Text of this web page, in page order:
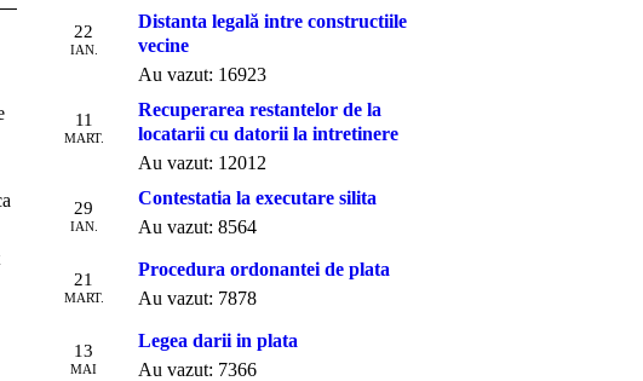
22
IAN.
Distanta legală intre constructiile
vecine
Au vazut: 16923
11
MART.
Recuperarea restantelor de la
locatarii cu datorii la intretinere
Au vazut: 12012
29
IAN.
Contestatia la executare silita
Au vazut: 8564
21
MART.
Procedura ordonantei de plata
Au vazut: 7878
13
MAI
Legea darii in plata
Au vazut: 7366